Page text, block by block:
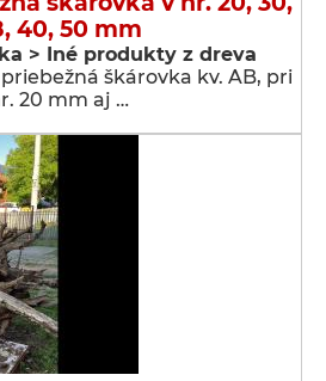
40, 50 mm
> Iné produkty z dreva
škárovka kv. AB, pri
20 mm aj …